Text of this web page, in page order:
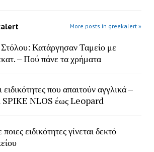
More posts in greekalert »
Κατάργησαν Ταμείο με
– Πού πάνε τα χρήματα
που απαιτούν αγγλικά –
NLOS έως Leopard
ειδικότητες γίνεται δεκτό